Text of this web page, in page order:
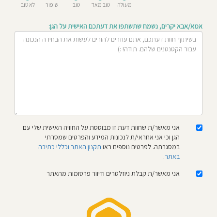
מעולה טוב מאד טוב
שיפור
לא טוב
אמא/אבא יקרים, נשמח שתשתפו את דעתכם האישית על הגן:
אני מאשר/ת שחוות דעת זו מבוססת על החוויה האישית שלי עם
הגן וכי אני אחראי/ת לנכונות המידע והפרטים שמסרתי
במסגרתה. לפרטים נוספים ראו תקנון האתר וכללי כתיבה
באתר.
אני מאשר/ת קבלת ניוזלטרים ודיוור פרסומות מהאתר